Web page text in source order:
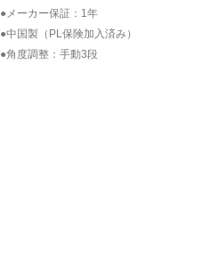
●メーカー保証：1年
●中国製（PL保険加入済み）
●角度調整：手動3段